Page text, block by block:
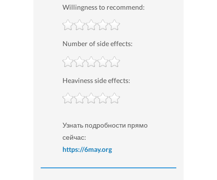
Willingness to recommend:
Number of side effects:
Heaviness side effects:
Узнать подробности прямо
сейчас:
https://6may.org